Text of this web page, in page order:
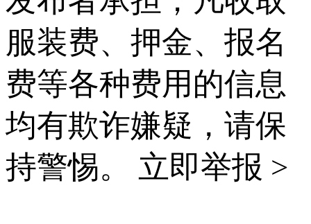
服装费、押金、报名
费等各种费用的信息
均有欺诈嫌疑，请保
持警惕。 立即举报 >